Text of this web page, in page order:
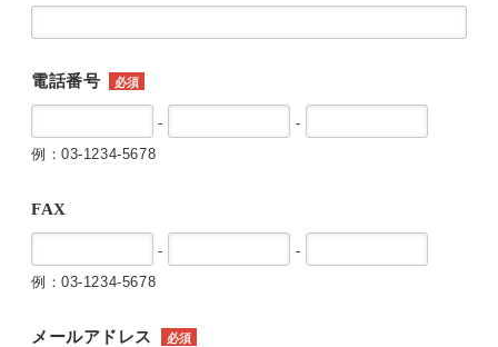
電話番号 必須
-
-
例：03-1234-5678
FAX
-
-
例：03-1234-5678
メールアドレス 必須